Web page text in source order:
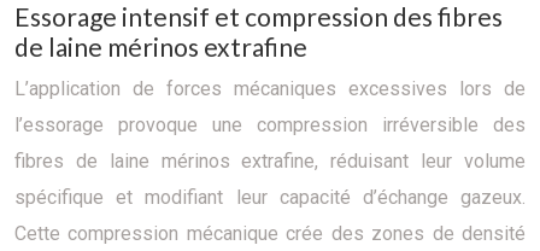
Essorage intensif et compression des fibres
de laine mérinos extrafine
L’application de forces mécaniques excessives lors de
l’essorage provoque une compression irréversible des
fibres de laine mérinos extrafine, réduisant leur volume
spécifique et modifiant leur capacité d’échange gazeux.
Cette compression mécanique crée des zones de densité